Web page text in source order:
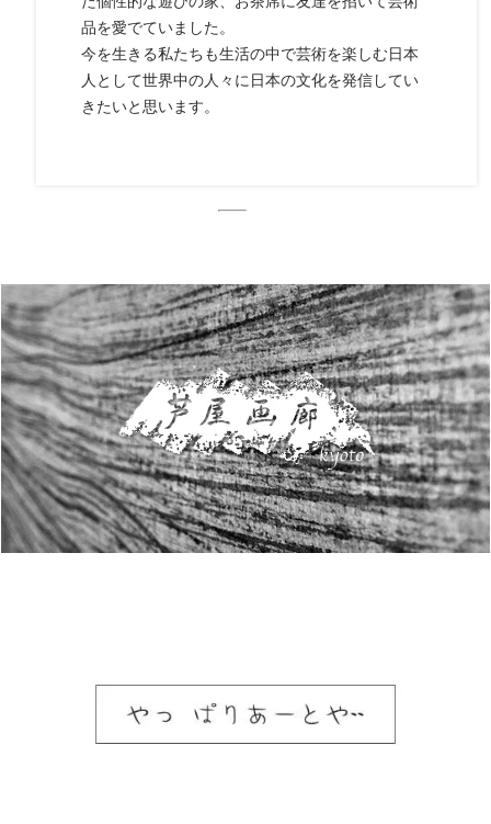
品を愛でていました。
今を生きる私たちも生活の中で芸術を楽しむ日本
人として世界中の人々に日本の文化を発信してい
きたいと思います。